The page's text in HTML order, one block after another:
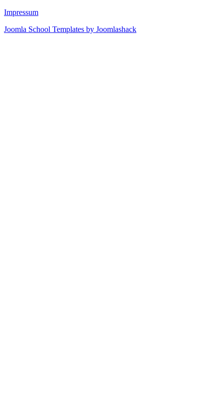
Impressum
Joomla School Templates by Joomlashack